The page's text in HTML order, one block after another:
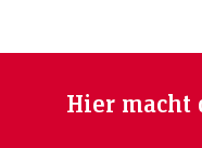
Hier macht